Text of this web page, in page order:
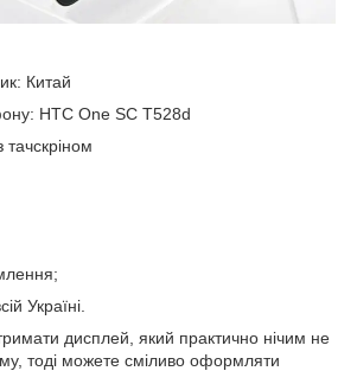
Китай
HTC One SC T528d
Україні.
дисплей, який практично нічим не
тоді можете сміливо оформляти